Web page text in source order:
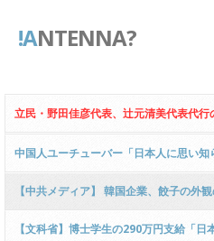
!ANTENNA?
立民・野田佳彦代表、辻元清美代表代
切記載」発覚で
中国人ユーチューバー「日本人に思い
食い散らす動画が物議 → 叫んだり、店
………
【中共メディア】 韓国企業、餃子の外
【文科省】博士学生の290万円支給「